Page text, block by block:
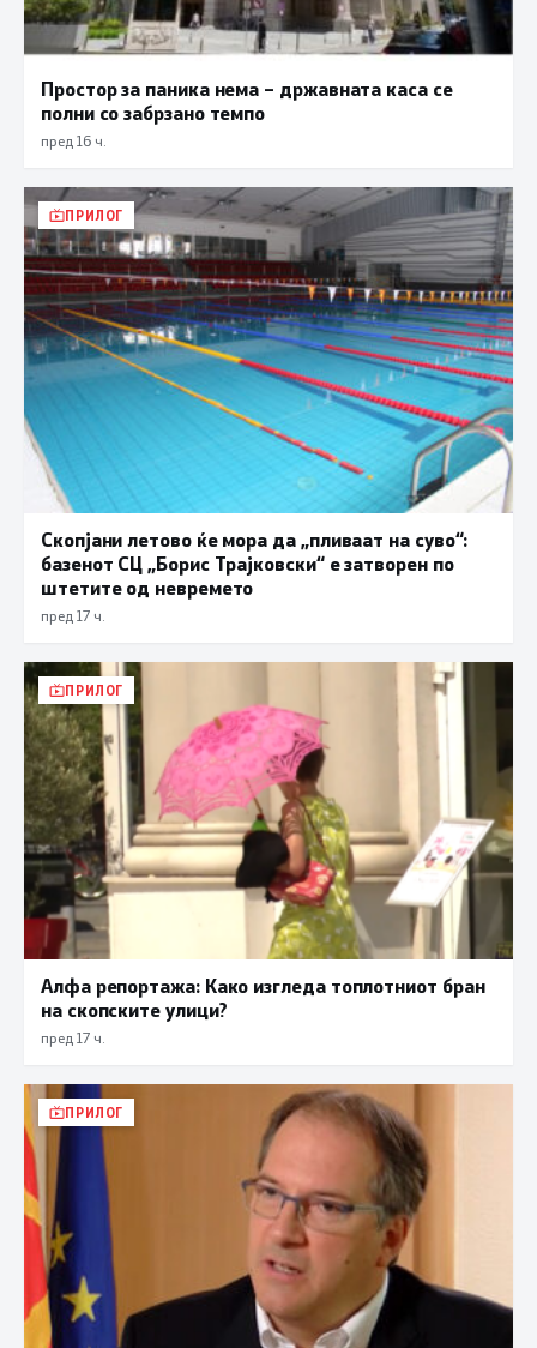
Простор за паника нема – државната каса се
полни со забрзано темпо
пред 16 ч.
ПРИЛОГ
Скопјани летово ќе мора да „пливаат на суво“:
базенот СЦ „Борис Трајковски“ е затворен по
штетите од невремето
пред 17 ч.
ПРИЛОГ
Алфа репортажа: Како изгледа топлотниот бран
на скопските улици?
пред 17 ч.
ПРИЛОГ